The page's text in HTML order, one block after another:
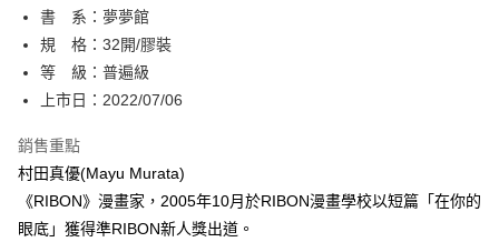
３．安心：先確認商品／服務後，再付款。
【「AFTEE先享後付」結帳流程】
１．於結帳方式選擇「AFTEE先享後付」後，將跳轉至「AFTEE先享後付」
結帳頁面，進行簡訊認證並確認金額後，即可完成結帳。
２．訂單成立數日內，您將收到繳費通知簡訊。
ATM／網路銀行／等多元方式進行付款，方視為交易完成。
※ 請注意：結帳手續完成當下不需立刻繳費，但若您需要取消訂單，請聯絡
購買商品的店家。未經商家同意取消之訂單仍視為有效，需透過AFTEE先享
後付繳納相關費用。
※ 交易是否成功請以「AFTEE先享後付 」之結帳頁面顯示為準，若有關於
全家取貨付款
每筆NT$80，滿NT$500(含以上)免運費
付款後全家取貨
每筆NT$80，滿NT$500(含以上)免運費
付款後萊爾富取貨
書 系：夢夢館
規 格：32開/膠裝
等 級：普遍級
上市日：2022/07/06
銷售重點
村田真優(Mayu Murata)
《RIBON》漫畫家，2005年10月於RIBON漫畫學校以短篇「在你的
眼底」獲得準RIBON新人獎出道。